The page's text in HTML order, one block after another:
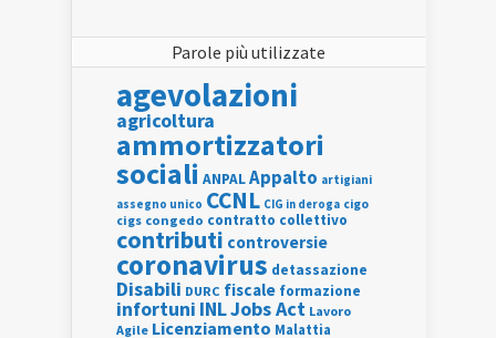
Parole più utilizzate
agevolazioni
agricoltura
ammortizzatori
sociali ANPALAppalto artigiani
assegno unico CCNL CIG in deroga cigo
cigs congedo contratto collettivo
contributi controversie
coronavirus detassazione
Disabili DURC fiscale formazione
infortuni INLJobs Act Lavoro
Agile Licenziamento Malattia